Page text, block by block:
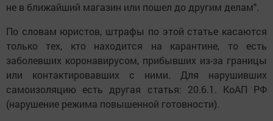
не в ближайший магазин или пошел до другим делам".
По словам юристов, штрафы по этой статье касаются
только тех, кто находится на карантине, то есть
заболевших коронавирусом, прибывших из-за границы
или контактировавших с ними. Для нарушивших
самоизоляцию есть другая статья: 20.6.1. КоАП РФ
(нарушение режима повышенной готовности).